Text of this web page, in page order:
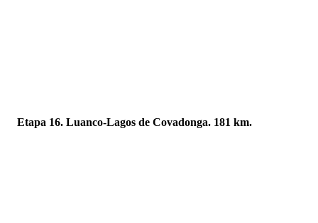
Etapa 16. Luanco-Lagos de Covadonga. 181 km.